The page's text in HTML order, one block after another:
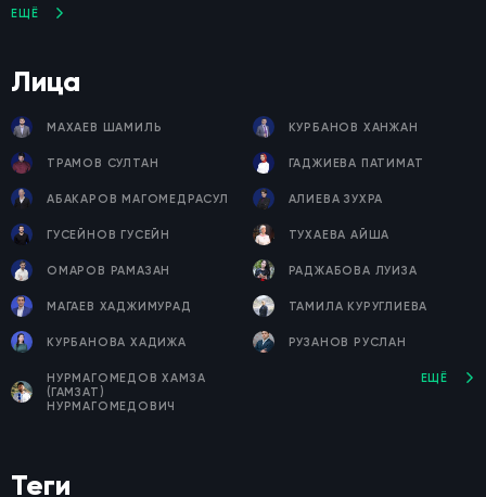
ЕЩЁ
Лица
МАХАЕВ ШАМИЛЬ КУРБАНОВ ХАНЖАН
ТРАМОВ СУЛТАН ГАДЖИЕВА ПАТИМАТ
АБАКАРОВ МАГОМЕДРАСУЛ АЛИЕВА ЗУХРА
ГУСЕЙНОВ ГУСЕЙН ТУХАЕВА АЙША
ОМАРОВ РАМАЗАН РАДЖАБОВА ЛУИЗА
МАГАЕВ ХАДЖИМУРАД ТАМИЛА КУРУГЛИЕВА
КУРБАНОВА ХАДИЖА РУЗАНОВ РУСЛАН
НУРМАГОМЕДОВ ХАМЗА
(ГАМЗАТ)
НУРМАГОМЕДОВИЧ
ЕЩЁ
Теги